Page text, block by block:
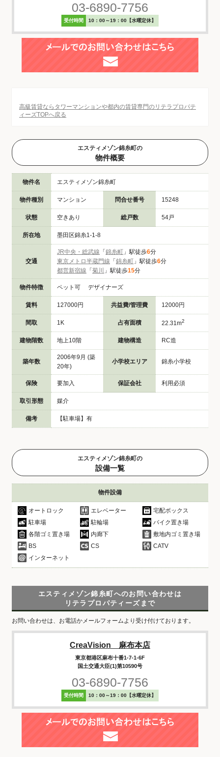
03-6890-7756
受付時間 10：00～19：00【水曜定休】
高級賃貸ならタワーマンションや都内の賃貸専門のリテラプロパテ
ィーズTOPへ戻る
エスティメゾン錦糸町の
物件概要
物件名 エスティメゾン錦糸町
物件種別 マンション 問合せ番号 15248
状態 空きあり 総戸数 54戸
所在地 墨田区錦糸1-1-8
交通
JR中央・総武線 「 錦糸町 」駅徒歩6分
東京メトロ半蔵門線 「 錦糸町 」駅徒歩6分
都営新宿線 「 菊川 」駅徒歩15分
物件特徴 ペット可 デザイナーズ
賃料 127000円 共益費/管理費 12000円
間取 1K 占有面積 22.31m2
建物階数 地上10階 建物構造 RC造
築年数
2006年9月 (築
20年)
小学校エリア 錦糸小学校
保険 要加入 保証会社 利用必須
取引形態 媒介
備考 【駐車場】有
エスティメゾン錦糸町の
設備一覧
物件設備
オートロック エレベーター
宅配ボックス
駐車場
駐輪場
バイク置き場
各階ゴミ置き場
内廊下
敷地内ゴミ置き場
BS
CS
CATV
インターネット
エスティメゾン錦糸町へのお問い合わせは
リテラプロパティーズまで
お問い合わせは、お電話かメールフォームより受け付けております。
CreaVision 麻布本店
東京都港区麻布十番1-7-1-6F
国土交通大臣(1)第10590号
03-6890-7756
受付時間 10：00～19：00【水曜定休】